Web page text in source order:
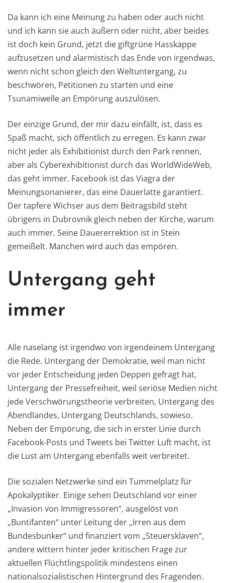
Da kann ich eine Meinung zu haben oder auch nicht
und ich kann sie auch äußern oder nicht, aber beides
ist doch kein Grund, jetzt die giftgrüne Hasskappe
aufzusetzen und alarmistisch das Ende von irgendwas,
wenn nicht schon gleich den Weltuntergang, zu
beschwören, Petitionen zu starten und eine
Tsunamiwelle an Empörung auszulösen.
Der einzige Grund, der mir dazu einfällt, ist, dass es
Spaß macht, sich öffentlich zu erregen. Es kann zwar
nicht jeder als Exhibitionist durch den Park rennen,
aber als Cyberexhibitionist durch das WorldWideWeb,
das geht immer. Facebook ist das Viagra der
Meinungsonanierer, das eine Dauerlatte garantiert.
Der tapfere Wichser aus dem Beitragsbild steht
übrigens in Dubrovnik gleich neben der Kirche, warum
auch immer. Seine Dauererrektion ist in Stein
gemeißelt. Manchen wird auch das empören.
Untergang geht
immer
Alle naselang ist irgendwo von irgendeinem Untergang
die Rede. Untergang der Demokratie, weil man nicht
vor jeder Entscheidung jeden Deppen gefragt hat,
Untergang der Pressefreiheit, weil seriöse Medien nicht
jede Verschwörungstheorie verbreiten, Untergang des
Abendlandes, Untergang Deutschlands, sowieso.
Neben der Empörung, die sich in erster Linie durch
Facebook-Posts und Tweets bei Twitter Luft macht, ist
die Lust am Untergang ebenfalls weit verbreitet.
Die sozialen Netzwerke sind ein Tummelplatz für
Apokalyptiker. Einige sehen Deutschland vor einer
„Invasion von Immigressoren“, ausgelöst von
„Buntifanten“ unter Leitung der „Irren aus dem
Bundesbunker“ und finanziert vom „Steuersklaven“,
andere wittern hinter jeder kritischen Frage zur
aktuellen Flüchtlingspolitik mindestens einen
nationalsozialistischen Hintergrund des Fragenden.